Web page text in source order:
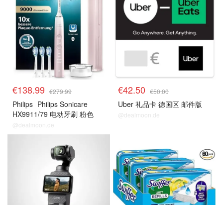
€138.99 €279.99
Philips Philips Sonicare
HX9911/79 电动牙刷 粉色
@dealmoon.de
€42.50 €50.00
Uber 礼品卡 德国区 邮件版
@dealmoon.de